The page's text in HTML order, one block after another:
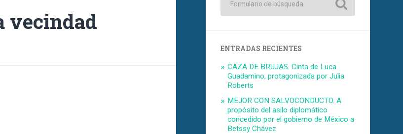
vecindad
ENTRADAS RECIENTES
CAZA DE BRUJAS. Cinta de Luca
Guadamino, protagonizada por Julia
Roberts
MEJOR CON SALVOCONDUCTO. A
propósito del asilo diplomático
concedido por el gobierno de México a
Betssy Chávez